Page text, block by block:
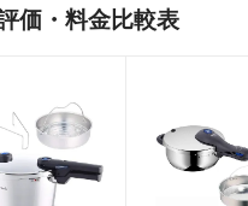
価・料金比較表